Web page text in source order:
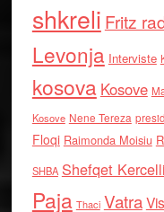
shkreli Fritz
Levonja Interviste
kosova Kosove
Kosove Nene Tereza
Floqi Raimonda Moisiu
SHBA Shefqet Kercelli
Paja Thaci Vatra